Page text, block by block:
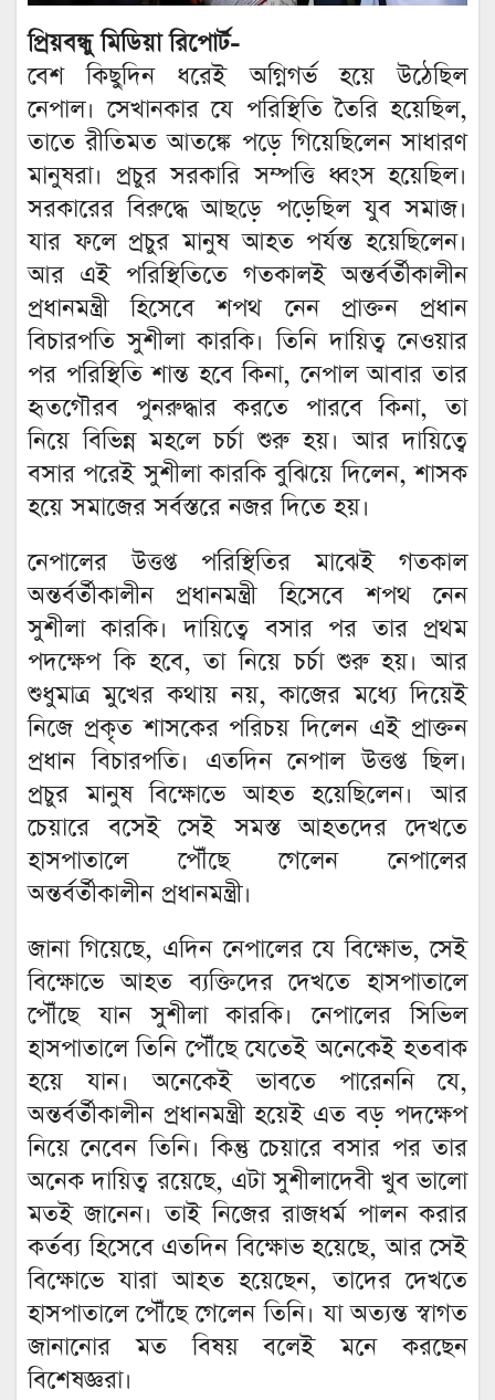
প্রিয়বন্ধু মিডিয়া রিপোর্ট-
বেশ কিছুদিন ধরেই অগ্নিগর্ভ হয়ে উঠেছিল
নেপাল। সেখানকার যে পরিস্থিতি তৈরি হয়েছিল,
তাতে রীতিমত আতঙ্কে পড়ে গিয়েছিলেন সাধারণ
মানুষরা। প্রচুর সরকারি সম্পত্তি ধ্বংস হয়েছিল।
সরকারের বিরুদ্ধে আছড়ে পড়েছিল যুব সমাজ।
যার ফলে প্রচুর মানুষ আহত পর্যন্ত হয়েছিলেন।
আর এই পরিস্থিতিতে গতকালই অন্তর্বর্তীকালীন
প্রধানমন্ত্রী হিসেবে শপথ নেন প্রাক্তন প্রধান
বিচারপতি সুশীলা কারকি। তিনি দায়িত্ব নেওয়ার
পর পরিস্থিতি শান্ত হবে কিনা, নেপাল আবার তার
হৃতগৌরব পুনরুদ্ধার করতে পারবে কিনা, তা
নিয়ে বিভিন্ন মহলে চর্চা শুরু হয়। আর দায়িত্বে
বসার পরেই সুশীলা কারকি বুঝিয়ে দিলেন, শাসক
হয়ে সমাজের সর্বস্তরে নজর দিতে হয়।
নেপালের উত্তপ্ত পরিস্থিতির মাঝেই গতকাল
অন্তর্বর্তীকালীন প্রধানমন্ত্রী হিসেবে শপথ নেন
সুশীলা কারকি। দায়িত্বে বসার পর তার প্রথম
পদক্ষেপ কি হবে, তা নিয়ে চর্চা শুরু হয়। আর
শুধুমাত্র মুখের কথায় নয়, কাজের মধ্যে দিয়েই
নিজে প্রকৃত শাসকের পরিচয় দিলেন এই প্রাক্তন
প্রধান বিচারপতি। এতদিন নেপাল উত্তপ্ত ছিল।
প্রচুর মানুষ বিক্ষোভে আহত হয়েছিলেন। আর
চেয়ারে বসেই সেই সমস্ত আহতদের দেখতে
হাসপাতালে পৌঁছে গেলেন নেপালের
অন্তর্বর্তীকালীন প্রধানমন্ত্রী।
জানা গিয়েছে, এদিন নেপালের যে বিক্ষোভ, সেই
বিক্ষোভে আহত ব্যক্তিদের দেখতে হাসপাতালে
পৌঁছে যান সুশীলা কারকি। নেপালের সিভিল
হাসপাতালে তিনি পৌঁছে যেতেই অনেকেই হতবাক
হয়ে যান। অনেকেই ভাবতে পারেননি যে,
অন্তর্বর্তীকালীন প্রধানমন্ত্রী হয়েই এত বড় পদক্ষেপ
নিয়ে নেবেন তিনি। কিন্তু চেয়ারে বসার পর তার
অনেক দায়িত্ব রয়েছে, এটা সুশীলাদেবী খুব ভালো
মতই জানেন। তাই নিজের রাজধর্ম পালন করার
কর্তব্য হিসেবে এতদিন বিক্ষোভ হয়েছে, আর সেই
বিক্ষোভে যারা আহত হয়েছেন, তাদের দেখতে
হাসপাতালে পৌঁছে গেলেন তিনি। যা অত্যন্ত স্বাগত
জানানোর মত বিষয় বলেই মনে করছেন
বিশেষজ্ঞরা।